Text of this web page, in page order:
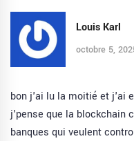
Louis Karl
octobre 5,
bon j'ai lu la moitié et j'ai
j'pense que la blockchain
banques qui veulent